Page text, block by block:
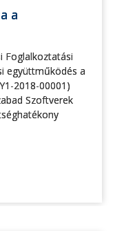
a
Foglalkoztatási
együttműködés a
2018-00001)
Szoftverek